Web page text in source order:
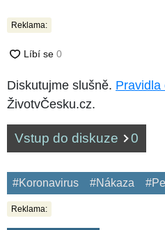
Reklama:
Diskutujme slušně. Pravidla
ŽivotvČesku.cz.
Vstup do diskuze 0
#Koronavirus #Nákaza
Reklama: